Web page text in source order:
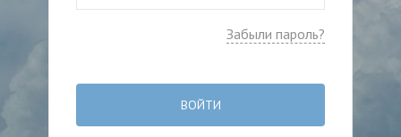
Забыли пароль?
ВОЙТИ